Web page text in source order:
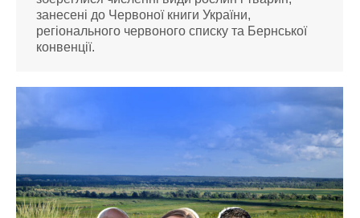
занесені до Червоної книги України,
регіонального червоного списку та Бернської
конвенції.